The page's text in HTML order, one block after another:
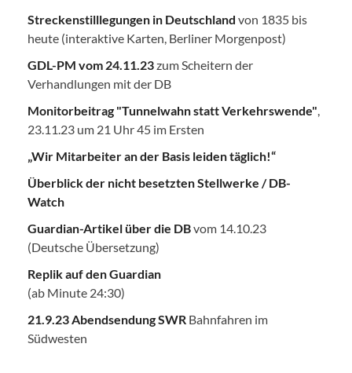
Streckenstilllegungen in Deutschland von 1835 bis
heute (interaktive Karten, Berliner Morgenpost)
GDL-PM vom 24.11.23zum Scheitern der
Verhandlungen mit der DB
Monitorbeitrag "Tunnelwahn statt Verkehrswende",
23.11.23 um 21 Uhr 45 im Ersten
„Wir Mitarbeiter an der Basis leiden täglich!“
Überblick der nicht besetzten Stellwerke / DB-
Watch
Guardian-Artikel über die DBvom 14.10.23
(Deutsche Übersetzung)
Replik auf den Guardian
(ab Minute 24:30)
21.9.23 Abendsendung SWR Bahnfahren im
Südwesten